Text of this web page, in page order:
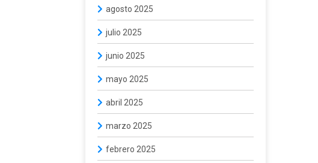
agosto 2025
julio 2025
junio 2025
mayo 2025
abril 2025
marzo 2025
febrero 2025